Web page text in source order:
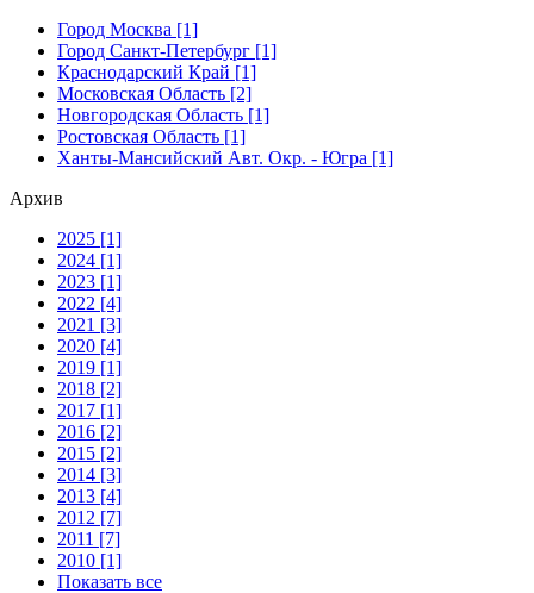
Город Москва [1]
Город Санкт-Петербург [1]
Краснодарский Край [1]
Московская Область [2]
Новгородская Область [1]
Ростовская Область [1]
Ханты-Мансийский Авт. Окр. - Югра [1]
Архив
2025 [1]
2024 [1]
2023 [1]
2022 [4]
2021 [3]
2020 [4]
2019 [1]
2018 [2]
2017 [1]
2016 [2]
2015 [2]
2014 [3]
2013 [4]
2012 [7]
2011 [7]
2010 [1]
Показать все